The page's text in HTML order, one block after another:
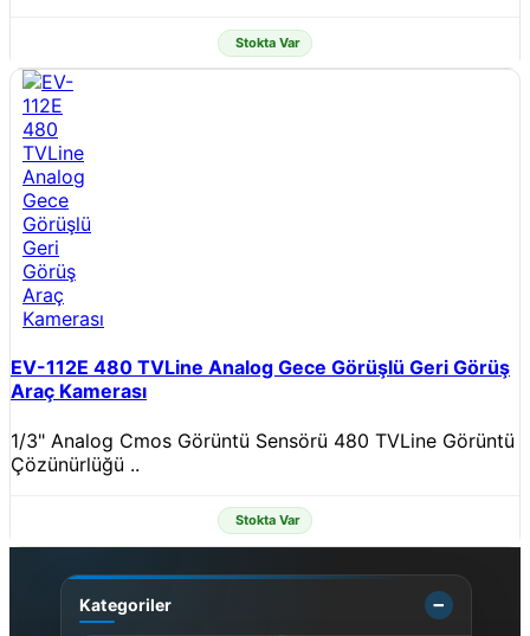
Stokta Var
EV-112E 480 TVLine Analog Gece Görüşlü Geri Görüş
Araç Kamerası
1/3" Analog Cmos Görüntü Sensörü 480 TVLine Görüntü
Çözünürlüğü ..
Stokta Var
Kategoriler